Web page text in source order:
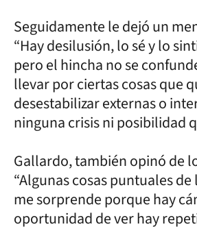
Seguidamente le dejó un
“Hay desilusión, lo sé y lo
pero el hincha no se
llevar por ciertas cosas que
desestabilizar externas o
ninguna crisis ni posibilidad
Gallardo, también opinó de
“Algunas cosas puntuales
me sorprende porque hay
oportunidad de ver hay